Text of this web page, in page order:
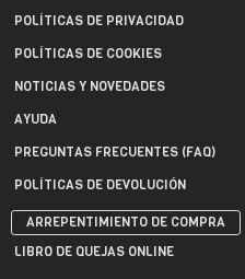
POLÍTICAS DE PRIVACIDAD
POLÍTICAS DE COOKIES
NOTICIAS Y NOVEDADES
AYUDA
PREGUNTAS FRECUENTES (FAQ)
POLÍTICAS DE DEVOLUCIÓN
ARREPENTIMIENTO DE COMPRA
LIBRO DE QUEJAS ONLINE